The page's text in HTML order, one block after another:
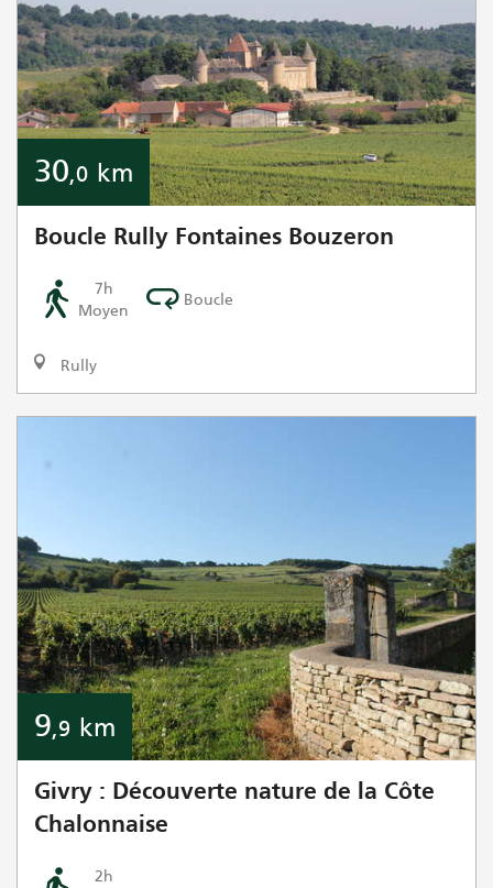
30,0 km
Boucle Rully Fontaines Bouzeron
7h
Moyen
Boucle
Rully
9,9 km
Givry : Découverte nature de la Côte
Chalonnaise
2h